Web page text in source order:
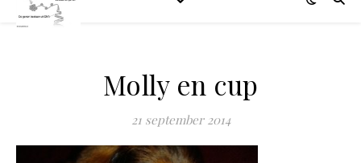
Molly en cup
21 september 2014